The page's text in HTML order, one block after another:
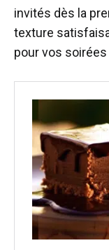
invités dès la
texture
pour vos